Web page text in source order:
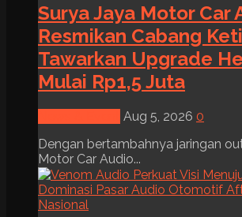
Surya Jaya Motor Car
Resmikan Cabang
Tawarkan Upgrade
Mulai Rp1,5 Juta
Aug 5, 2026 0
Dengan bertambahnya jaringan
Motor Car Audio...